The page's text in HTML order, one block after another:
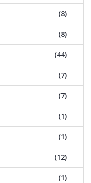
(8)
(8)
(44)
(7)
(7)
(1)
(1)
(12)
(1)